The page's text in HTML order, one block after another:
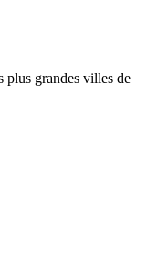
plus grandes villes de